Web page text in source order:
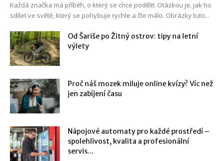
Každá značka má příběh, o který se chce podělit. Otázkou je, jak ho
sdílet ve světě, který se pohybuje rychle a čte málo. Obrázky tuto...
Od Šariše po Žitný ostrov: tipy na letní
výlety
Proč náš mozek miluje online kvízy? Víc než
jen zabíjení času
Nápojové automaty pro každé prostředí –
spolehlivost, kvalita a profesionální
servis...